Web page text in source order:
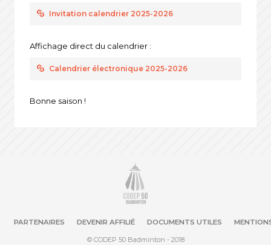
Invitation calendrier 2025-2026
Affichage direct du calendrier :
Calendrier électronique 2025-2026
Bonne saison !
PARTENAIRES DEVENIR AFFILIÉ DOCUMENTS UTILES
© CODEP 50 Badminton - 2018